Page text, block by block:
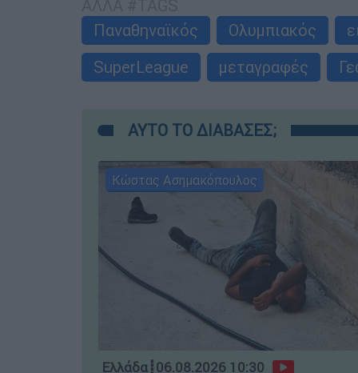
Παναθηναϊκός
Ολυμπιακός
SuperLeague
μεταγραφές
ΑΥΤΟ ΤΟ ΔΙΑΒΑΣΕΣ;
Κώστας Ασημακόπουλος
Ελλάδα┋06.08.2026 10:30